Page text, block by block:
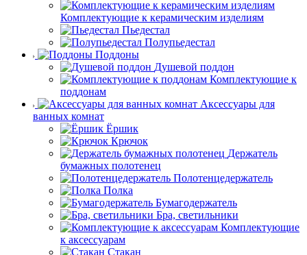
Комплектующие к керамическим изделиям
Пьедестал
Полупьедестал
Поддоны
Душевой поддон
Комплектующие к
поддонам
Аксессуары для
ванных комнат
Ёршик
Крючок
Держатель
бумажных полотенец
Полотенцедержатель
Полка
Бумагодержатель
Бра, светильники
Комплектующие
к аксессуарам
Стакан